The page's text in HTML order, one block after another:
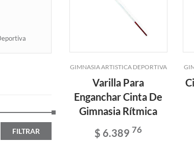
FILTRAR
GIMNASIA ARTISTICA DEPORTIVA
Varilla Para
Enganchar Cinta De
Gimnasia Rítmica
$ 6.389 76